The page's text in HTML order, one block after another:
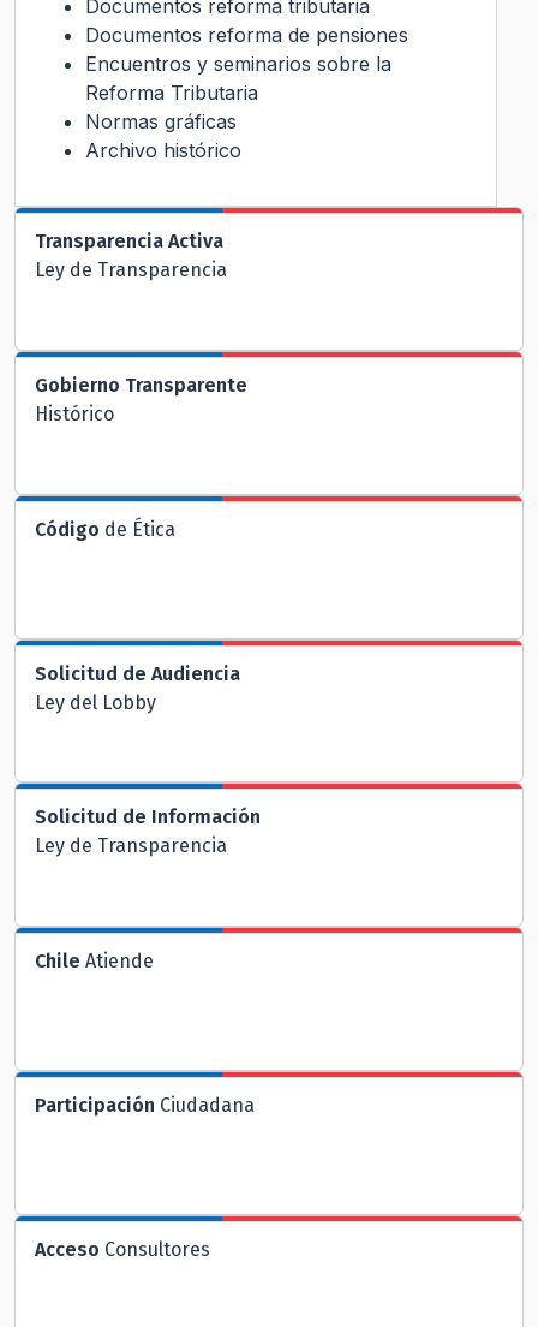
Documentos reforma tributaria
Documentos reforma de pensiones
Encuentros y seminarios sobre la
Reforma Tributaria
Normas gráficas
Archivo histórico
Transparencia Activa
Ley de Transparencia
Gobierno Transparente
Histórico
Código de Ética
Solicitud de Audiencia
Ley del Lobby
Solicitud de Información
Ley de Transparencia
Chile Atiende
Participación Ciudadana
Acceso Consultores